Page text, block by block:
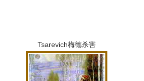
Tsarevich梅德杀害